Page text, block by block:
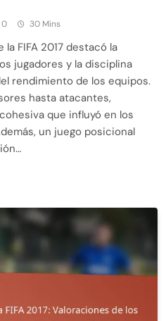
0 30 Mins
FIFA 2017 destacó la
jugadores y la disciplina
rendimiento de los equipos.
hasta atacantes,
que influyó en los
un juego posicional